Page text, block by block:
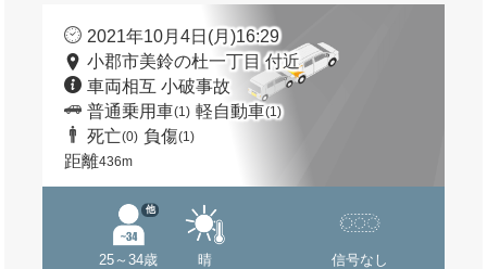
2021年10月4日(月)16:29
小郡市美鈴の杜一丁目 付近
車両相互 小破事故
普通乗用車(1) 軽自動車(1)
死亡(0) 負傷(1)
距離436m
25～34歳
他
晴 信号なし